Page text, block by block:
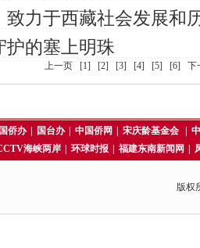
致力于西藏社会发展和
护的塞上明珠
上一页 [1] [2] [3] [4] [5] [6] 下
国侨办 国台办 中国侨网 宋庆龄基金会
海峡两岸
环球时报 福建东南新闻网
版权